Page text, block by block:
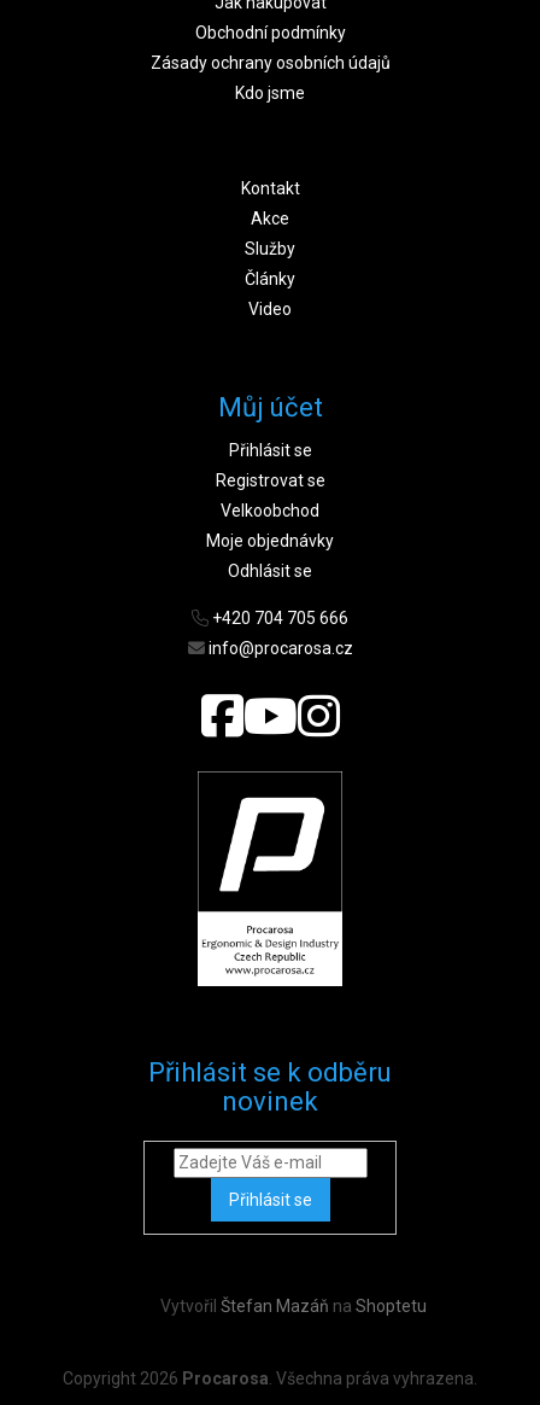
Obchodní podmínky
Zásady ochrany osobních údajů
Kdo jsme
Kontakt
Akce
Služby
Články
Video
Můj účet
Přihlásit se
Registrovat se
Velkoobchod
Moje objednávky
Odhlásit se
+420 704 705 666
info@procarosa.cz
Přihlásit se k odběru
novinek
Přihlásit se
Vytvořil Štefan Mazáň na Shoptetu
Copyright 2026 Procarosa. Všechna práva vyhrazena.